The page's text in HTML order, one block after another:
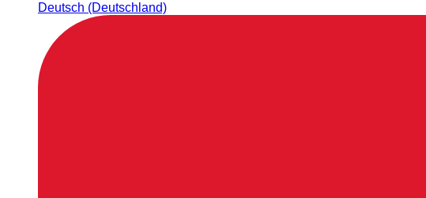
Deutsch (Deutschland)